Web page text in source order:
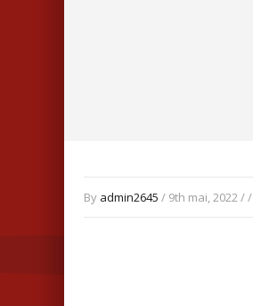
By admin2645 / 9th mai, 2022 / /